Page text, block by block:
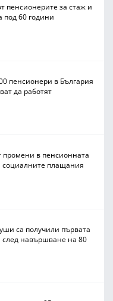
пенсионерите за стаж и
под 60 години
пенсионери в България
да работят
промени в пенсионната
социалните плащания
са получили първата
след навършване на 80